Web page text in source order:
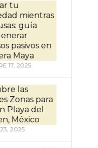
tu
mientras
guía
pasivos en
Maya
17, 2025
las
Zonas para
Playa del
México
2025